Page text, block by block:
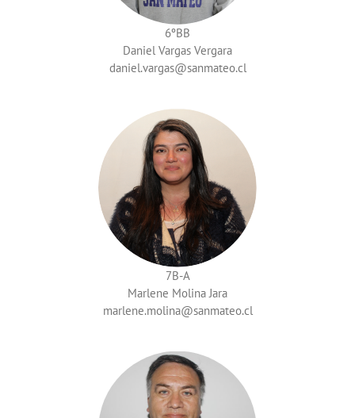
6ºBB
Daniel Vargas Vergara
daniel.vargas
7B-A
Marlene Molina Jara
marlene.molina